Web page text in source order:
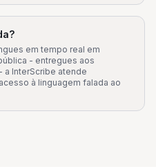
em tempo real em
- entregues aos
InterScribe atende
à linguagem falada ao